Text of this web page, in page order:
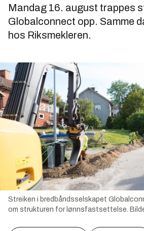
Mandag 16. august trappes
Globalconnect opp. Samme
hos Riksmekleren.
Streiken i bredbåndsselskapet
om strukturen for lønnsfastsettelse.